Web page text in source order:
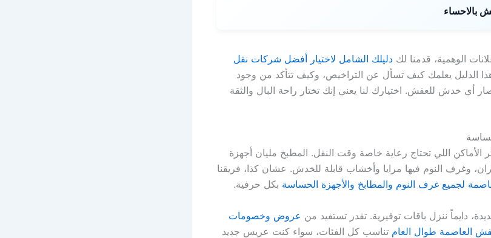
بالاحساء
الوهمية، قدمنا لك دليلك الشامل لاختيار أفضل شركات نقل
الدليل يعلمك كيف تسأل عن التراخيص، وكيف تتأكد من وجود
أي خدش للعفش. اختيارك لنا يعني إنك تختار راحة البال والثقة
الأماكن اللي تحتاج رعاية خاصة وقت النقل. المطبخ مليان أجهزة
وغرف النوم فيها مرايا وأخشاب قابلة للخدش. عشان كذا، فريقنا
لجميع غرف النوم والمطابخ والأجهزة الحساسة بكل حرفية.
دايماً ننزل باقات توفيرية. تقدر تستفيد من عروض وخصومات
العاصمة طوال العام تناسب كل الفئات، سواء كنت عريس جديد